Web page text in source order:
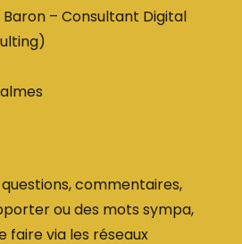
– Consultant Digital
questions, commentaires,
ou des mots sympa,
faire via les réseaux